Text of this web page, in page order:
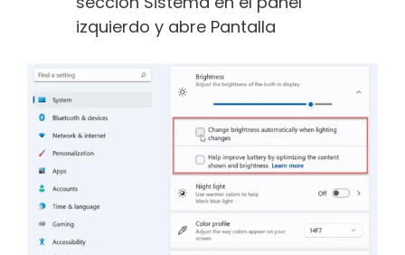
izquierdo y abre Pantalla